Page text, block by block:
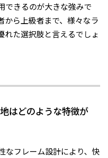
できるのが大きな強みで
から上級者まで、様々なラ
れた選択肢と言えるでしょ
はどのような特徴が
なフレーム設計により、快